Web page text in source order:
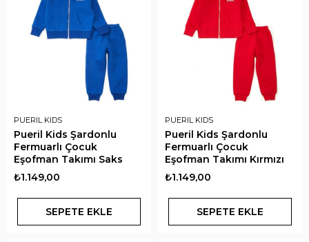
PUERIL KIDS
Pueril Kids Şardonlu
Fermuarlı Çocuk
Eşofman Takımı Saks
₺1.149,00
SEPETE EKLE
PUERIL KIDS
Pueril Kids Şardonlu
Fermuarlı Çocuk
Eşofman Takımı Kırmızı
₺1.149,00
SEPETE EKLE